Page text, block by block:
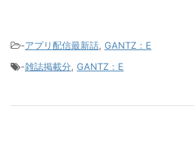
-アプリ配信最新話, GANTZ：E
-雑誌掲載分, GANTZ：E